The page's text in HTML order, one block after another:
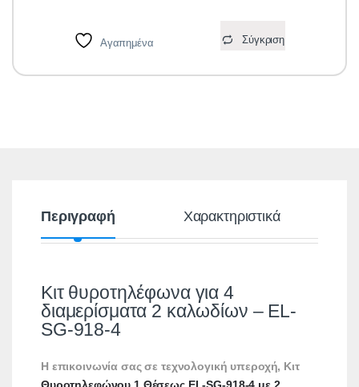
Αγαπημένα Σύγκριση
Περιγραφή Χαρακτηριστικά
Κιτ θυροτηλέφωνα για 4
διαμερίσματα 2 καλωδίων – EL-
SG-918-4
Η επικοινωνία σας σε τεχνολογική υπεροχή, Κιτ